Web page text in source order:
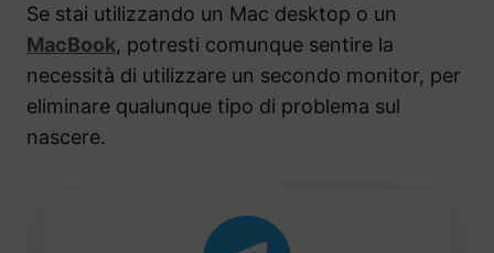
Se stai utilizzando un Mac desktop o un
MacBook, potresti comunque sentire la
necessità di utilizzare un secondo monitor, per
eliminare qualunque tipo di problema sul
nascere.